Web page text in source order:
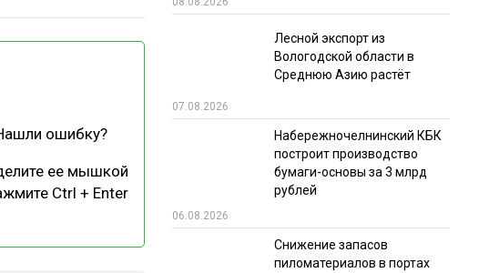
ИТОГИ МЕРОПРИЯТИЙ
ошибку?
ее мышкой
Ctrl + Enter
Лесной экспорт из
Вологодской области в
Среднюю Азию растёт
07.08.2026
Набережночелнинский КБК
построит производство
бумаги-основы за 3 млрд
рублей
06.08.2026
Снижение запасов
пиломатериалов в портах